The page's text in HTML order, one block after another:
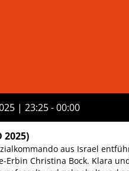
| 23:25 - 00:00
2025)
aus Israel
Erbin Christina Bock. Klara